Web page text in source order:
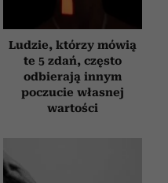
Ludzie, którzy mówią
te 5 zdań, często
odbierają innym
poczucie własnej
wartości